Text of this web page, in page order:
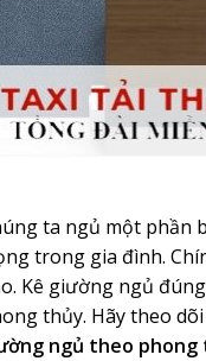
ta ngủ một phần
trong gia đình.
Kê giường ngủ
thủy. Hãy theo
ngủ theo phong